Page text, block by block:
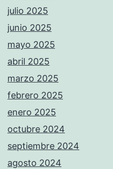
julio 2025
junio 2025
mayo 2025
abril 2025
marzo 2025
febrero 2025
enero 2025
octubre 2024
septiembre 2024
agosto 2024